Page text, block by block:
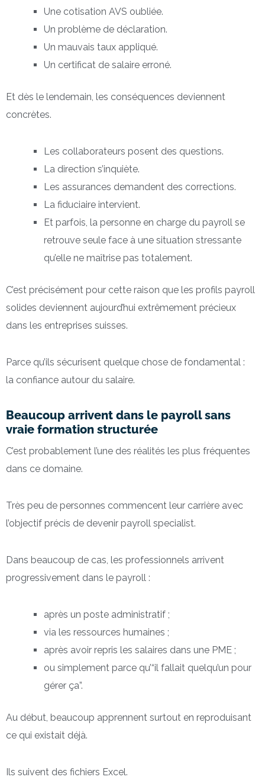
Une cotisation AVS oubliée.
Un problème de déclaration.
Un mauvais taux appliqué.
Un certificat de salaire erroné.
Et dès le lendemain, les conséquences deviennent
concrètes.
Les collaborateurs posent des questions.
La direction s’inquiète.
Les assurances demandent des corrections.
La fiduciaire intervient.
Et parfois, la personne en charge du payroll se
retrouve seule face à une situation stressante
qu’elle ne maîtrise pas totalement.
C’est précisément pour cette raison que les profils payroll
solides deviennent aujourd’hui extrêmement précieux
dans les entreprises suisses.
Parce qu’ils sécurisent quelque chose de fondamental :
la confiance autour du salaire.
Beaucoup arrivent dans le payroll sans
vraie formation structurée
C’est probablement l’une des réalités les plus fréquentes
dans ce domaine.
Très peu de personnes commencent leur carrière avec
l’objectif précis de devenir payroll specialist.
Dans beaucoup de cas, les professionnels arrivent
progressivement dans le payroll :
après un poste administratif ;
via les ressources humaines ;
après avoir repris les salaires dans une PME ;
ou simplement parce qu’“il fallait quelqu’un pour
gérer ça”.
Au début, beaucoup apprennent surtout en reproduisant
ce qui existait déjà.
Ils suivent des fichiers Excel.